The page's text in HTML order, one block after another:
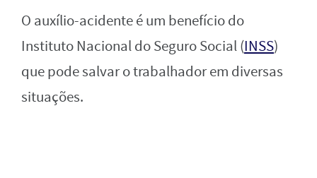
O auxílio-acidente é um benefício do
Instituto Nacional do Seguro Social (INSS)
que pode salvar o trabalhador em diversas
situações.